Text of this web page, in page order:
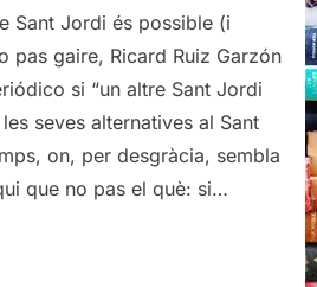
Sant Jordi és possible (i
pas gaire, Ricard Ruiz Garzón
si “un altre Sant Jordi
seves alternatives al Sant
on, per desgràcia, sembla
que no pas el què: si…